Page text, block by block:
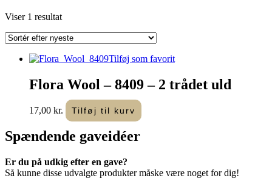
Viser 1 resultat
Tilføj som favorit
Flora Wool – 8409 – 2 trådet uld
17,00 kr. Tilføj til kurv
Spændende gaveidéer
Er du på udkig efter en gave?
Så kunne disse udvalgte produkter måske være noget for dig!